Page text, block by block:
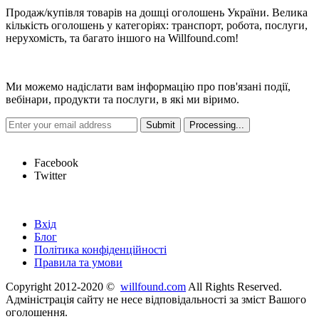
Продаж/купівля товарів на дошці оголошень України. Велика
кількість оголошень у категоріях: транспорт, робота, послуги,
нерухомість, та багато іншого на Willfound.com!
Ми можемо надіслати вам інформацію про пов'язані події,
вебінари, продукти та послуги, в які ми віримо.
Facebook
Twitter
Вхід
Блог
Політика конфіденційності
Правила та умови
Copyright 2012-2020 © willfound.com All Rights Reserved.
Адміністрація сайту не несе відповідальності за зміст Вашого
оголошення.